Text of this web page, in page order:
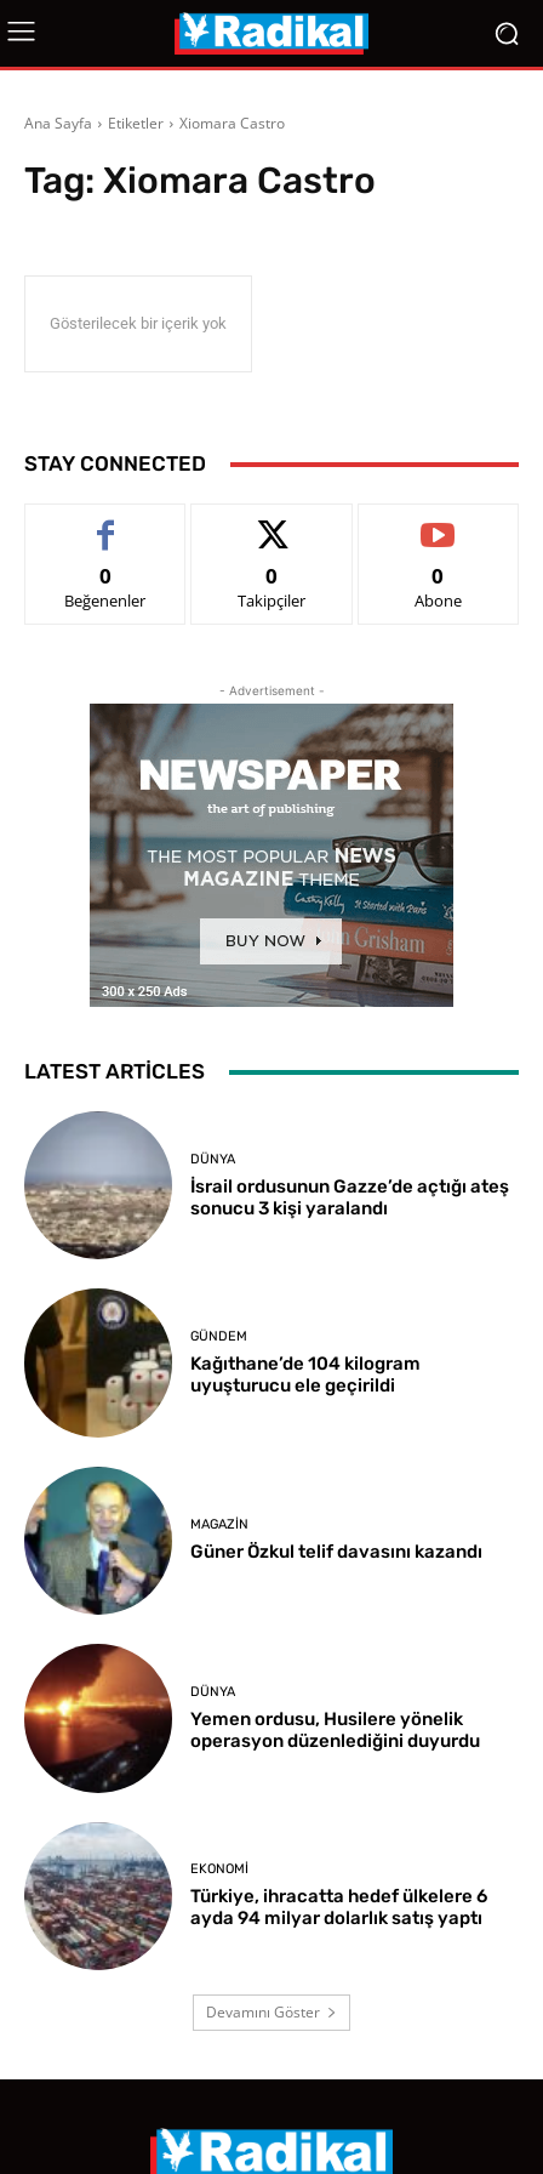
Ana Sayfa Etiketler Xiomara Castro
Tag: Xiomara Castro
Gösterilecek bir içerik yok
STAY CONNECTED
0
Beğenenler
0
Takipçiler
0
Abone
- Advertisement -
LATEST ARTICLES
DÜNYA
İsrail ordusunun Gazze’de açtığı ateş
sonucu 3 kişi yaralandı
GÜNDEM
Kağıthane’de 104 kilogram
uyuşturucu ele geçirildi
MAGAZIN
Güner Özkul telif davasını kazandı
DÜNYA
Yemen ordusu, Husilere yönelik
operasyon düzenlediğini duyurdu
EKONOMI
Türkiye, ihracatta hedef ülkelere 6
ayda 94 milyar dolarlık satış yaptı
Devamını Göster